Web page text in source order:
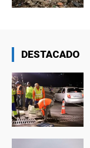
DESTACADO